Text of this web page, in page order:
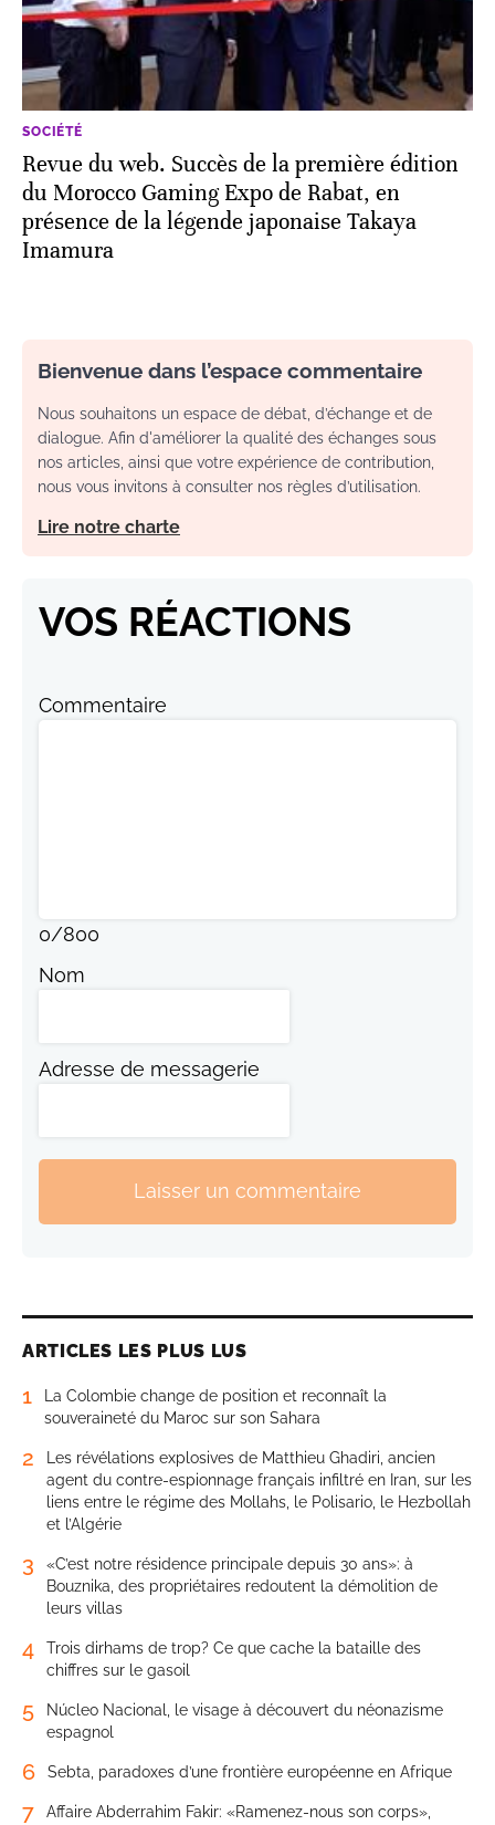
SOCIÉTÉ
Revue du web. Succès de la première édition
du Morocco Gaming Expo de Rabat, en
présence de la légende japonaise Takaya
Imamura
Bienvenue dans l’espace commentaire
Nous souhaitons un espace de débat, d’échange et de
dialogue. Afin d'améliorer la qualité des échanges sous
nos articles, ainsi que votre expérience de contribution,
nous vous invitons à consulter nos règles d’utilisation.
Lire notre charte
VOS RÉACTIONS
Commentaire
0/800
Nom
Adresse de messagerie
Laisser un commentaire
ARTICLES LES PLUS LUS
1
La Colombie change de position et reconnaît la
souveraineté du Maroc sur son Sahara
2
Les révélations explosives de Matthieu Ghadiri, ancien
agent du contre-espionnage français infiltré en Iran, sur les
liens entre le régime des Mollahs, le Polisario, le Hezbollah
et l’Algérie
3
«C’est notre résidence principale depuis 30 ans»: à
Bouznika, des propriétaires redoutent la démolition de
leurs villas
4
Trois dirhams de trop? Ce que cache la bataille des
chiffres sur le gasoil
5
Núcleo Nacional, le visage à découvert du néonazisme
espagnol
6 Sebta, paradoxes d’une frontière européenne en Afrique
7
Affaire Abderrahim Fakir: «Ramenez-nous son corps»,